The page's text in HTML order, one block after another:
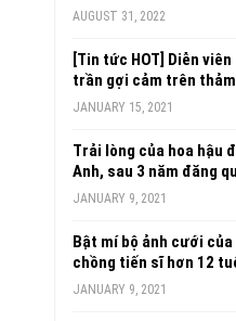
AUGUST 31, 2022
[Tin tức HOT] Diễn
trần gợi cảm trên
JANUARY 15, 2021
Trải lòng của hoa hậu
Anh, sau 3 năm đăng
JANUARY 9, 2021
Bật mí bộ ảnh cưới của
chồng tiến sĩ hơn 12
JANUARY 9, 2021